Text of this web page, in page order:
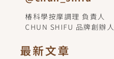
椿科學按摩調理 負責人
CHUN SHIFU 品牌創辦人
最新文章